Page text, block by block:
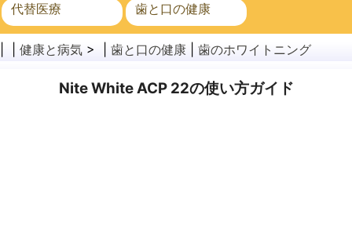
代替医療
歯と口の健康
がん
公衆衛生
健康と病気 > | 歯と口の健康 歯のホワイトニング
Nite White ACP 22の使い方ガイド